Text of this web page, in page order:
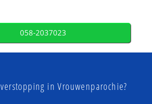
058-2037023
in Vrouwenparochie?